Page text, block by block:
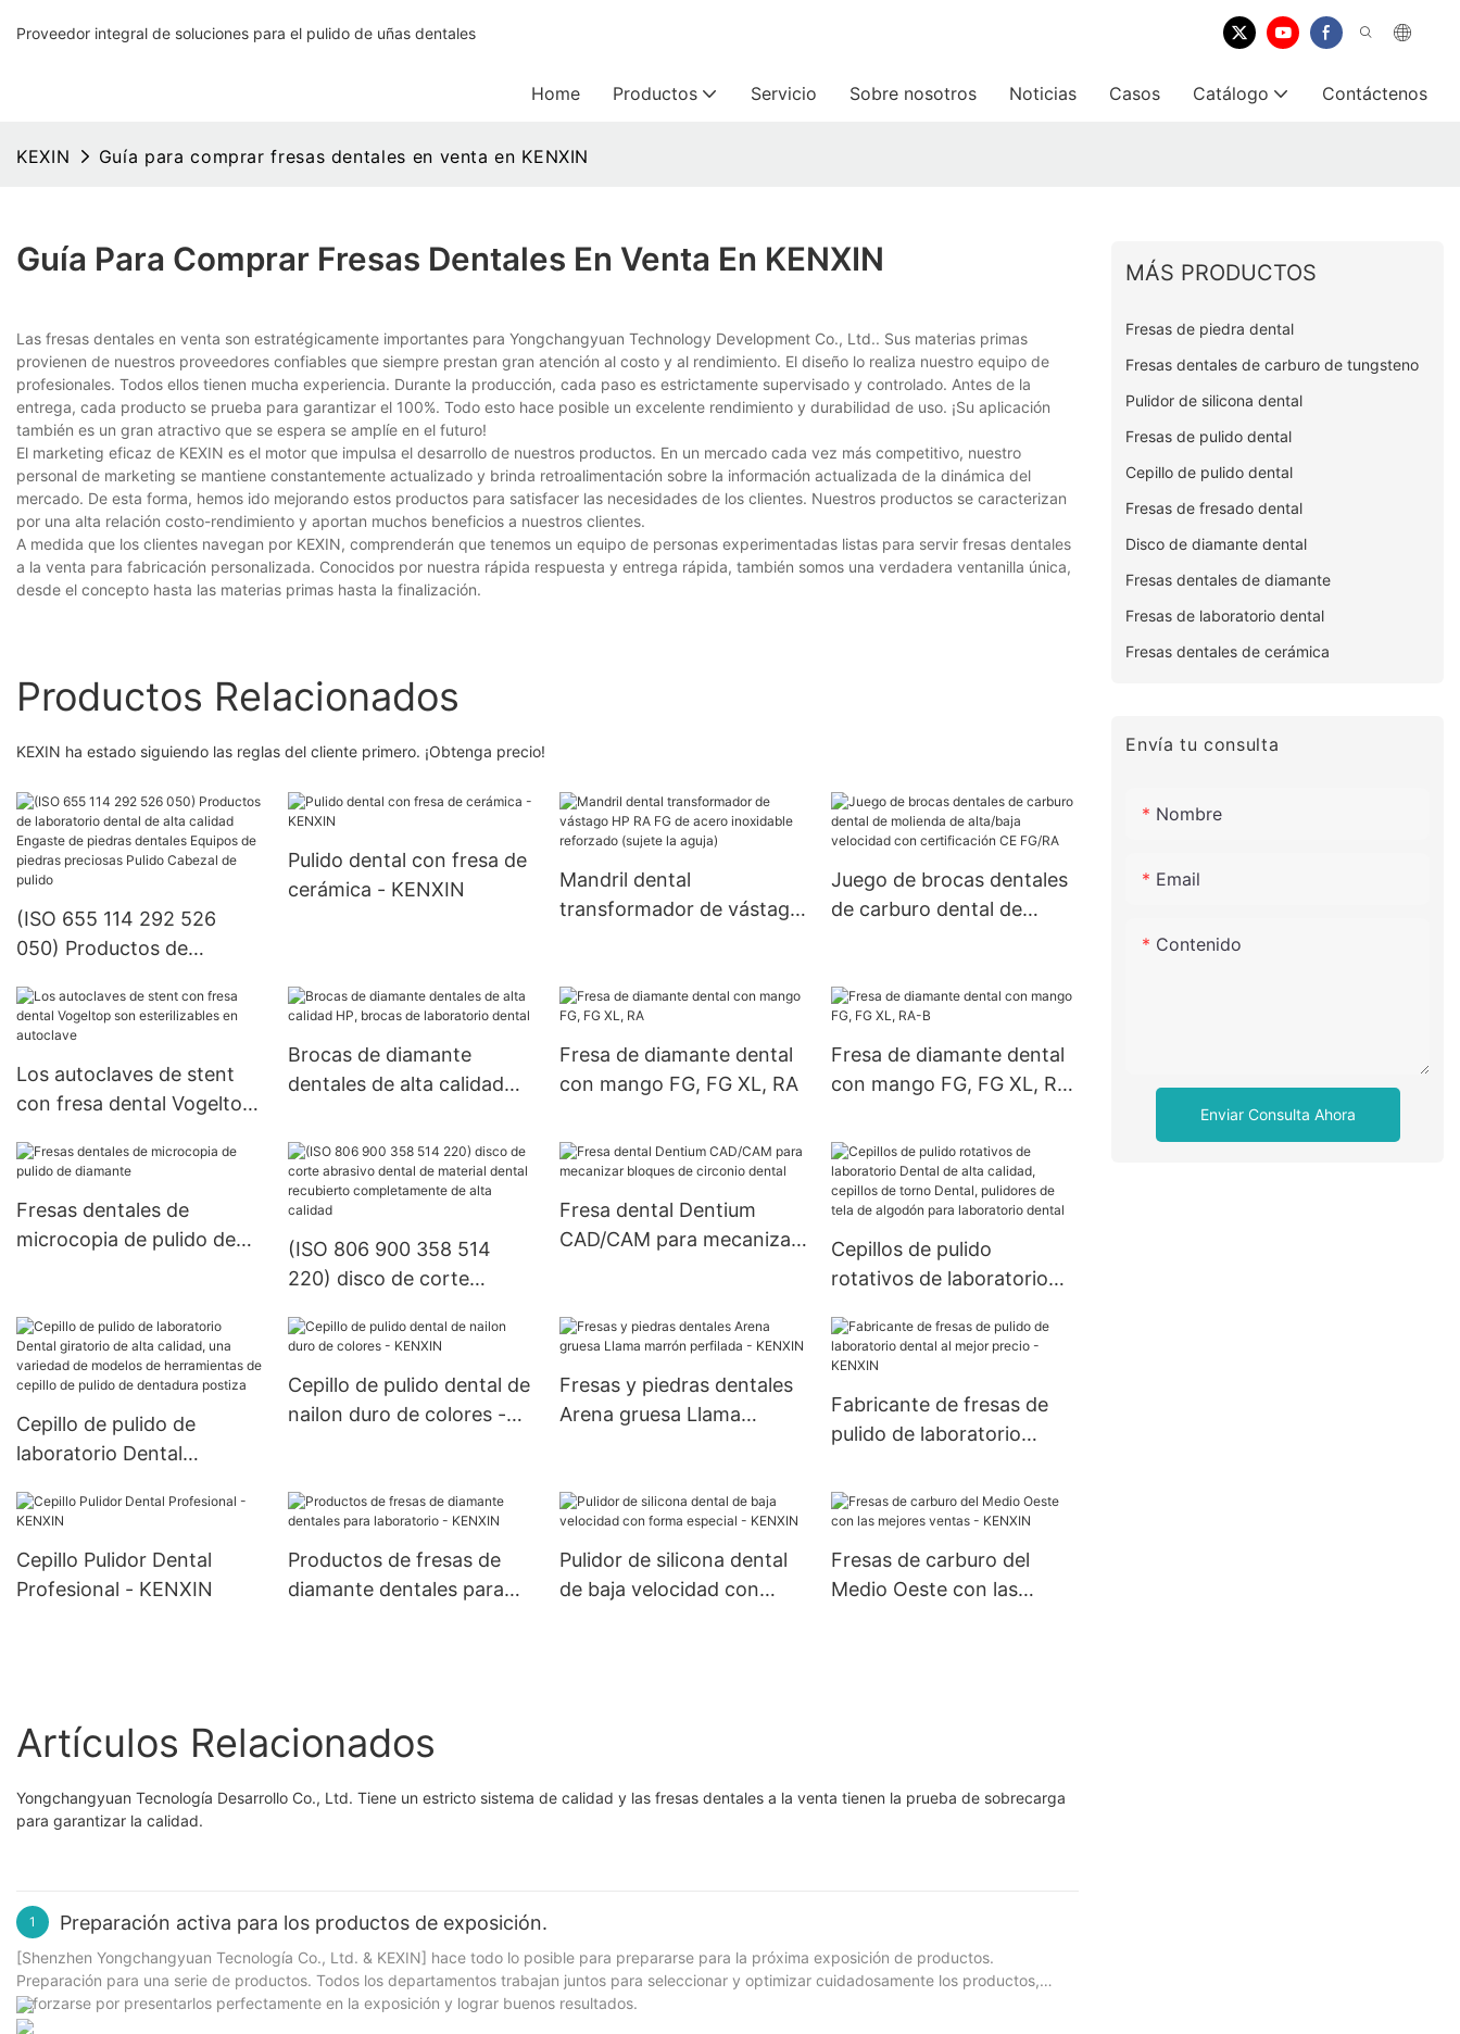
Proveedor integral de soluciones para el pulido de uñas dentales
Home Productos Servicio Sobre nosotros Noticias Casos Catálogo Contáctenos
KEXIN Guía para comprar fresas dentales en venta en KENXIN
Guía Para Comprar Fresas Dentales En Venta En KENXIN
Las fresas dentales en venta son estratégicamente importantes para Yongchangyuan Technology Development Co., Ltd.. Sus materias primas
provienen de nuestros proveedores confiables que siempre prestan gran atención al costo y al rendimiento. El diseño lo realiza nuestro equipo de
profesionales. Todos ellos tienen mucha experiencia. Durante la producción, cada paso es estrictamente supervisado y controlado. Antes de la
entrega, cada producto se prueba para garantizar el 100%. Todo esto hace posible un excelente rendimiento y durabilidad de uso. ¡Su aplicación
también es un gran atractivo que se espera se amplíe en el futuro!
El marketing eficaz de KEXIN es el motor que impulsa el desarrollo de nuestros productos. En un mercado cada vez más competitivo, nuestro
personal de marketing se mantiene constantemente actualizado y brinda retroalimentación sobre la información actualizada de la dinámica del
mercado. De esta forma, hemos ido mejorando estos productos para satisfacer las necesidades de los clientes. Nuestros productos se caracterizan
por una alta relación costo-rendimiento y aportan muchos beneficios a nuestros clientes.
A medida que los clientes navegan por KEXIN, comprenderán que tenemos un equipo de personas experimentadas listas para servir fresas dentales
a la venta para fabricación personalizada. Conocidos por nuestra rápida respuesta y entrega rápida, también somos una verdadera ventanilla única,
desde el concepto hasta las materias primas hasta la finalización.
Productos Relacionados
KEXIN ha estado siguiendo las reglas del cliente primero. ¡Obtenga precio!
(ISO 655 114 292 526
050) Productos de
calidad Engaste de piedras
dentales Equipos de
piedras preciosas Pulido
Cabezal de pulido
Pulido dental con fresa de
cerámica - KENXIN
Mandril dental
transformador de vástago
(sujete la aguja)
Juego de brocas dentales
de carburo dental de
certificación CE FG/RA
Los autoclaves de stent
con fresa dental Vogeltop
autoclave
Brocas de diamante
dentales de alta calidad
dental
Fresa de diamante dental
con mango FG, FG XL, RA
Fresa de diamante dental
con mango FG, FG XL, RA-
Fresas dentales de
microcopia de pulido de
(ISO 806 900 358 514
220) disco de corte
material dental recubierto
calidad
Fresa dental Dentium
CAD/CAM para mecanizar
Cepillos de pulido
rotativos de laboratorio
cepillos de torno Dental,
pulidores de tela de
algodón para laboratorio
dental
Cepillo de pulido de
laboratorio Dental
una variedad de modelos
de pulido de dentadura
postiza
Cepillo de pulido dental de
nailon duro de colores -
Fresas y piedras dentales
Arena gruesa Llama
Fabricante de fresas de
pulido de laboratorio
KENXIN
Cepillo Pulidor Dental
Profesional - KENXIN
Productos de fresas de
diamante dentales para
Pulidor de silicona dental
de baja velocidad con
Fresas de carburo del
Medio Oeste con las
Artículos Relacionados
Yongchangyuan Tecnología Desarrollo Co., Ltd. Tiene un estricto sistema de calidad y las fresas dentales a la venta tienen la prueba de sobrecarga
para garantizar la calidad.
1 Preparación activa para los productos de exposición.
[Shenzhen Yongchangyuan Tecnología Co., Ltd. & KEXIN] hace todo lo posible para prepararse para la próxima exposición de productos.
Preparación para una serie de productos. Todos los departamentos trabajan juntos para seleccionar y optimizar cuidadosamente los productos,
esforzarse por presentarlos perfectamente en la exposición y lograr buenos resultados.
MÁS PRODUCTOS
Fresas de piedra dental
Fresas dentales de carburo de tungsteno
Pulidor de silicona dental
Fresas de pulido dental
Cepillo de pulido dental
Fresas de fresado dental
Disco de diamante dental
Fresas dentales de diamante
Fresas de laboratorio dental
Fresas dentales de cerámica
Envía tu consulta
Nombre
Email
Contenido
Enviar Consulta Ahora